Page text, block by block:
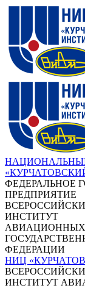
ФЕДЕРАЛЬНОЕ
ПРЕДПРИЯТИЕ
ИНСТИТУТ
ФЕДЕРАЦИИ
НИЦ
ИНСТИТУТ